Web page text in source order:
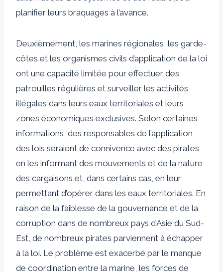
planifier leurs braquages ​​à l’avance.
Deuxièmement, les marines régionales, les garde-
côtes et les organismes civils d’application de la loi
ont une capacité limitée pour effectuer des
patrouilles régulières et surveiller les activités
illégales dans leurs eaux territoriales et leurs
zones économiques exclusives. Selon certaines
informations, des responsables de l’application
des lois seraient de connivence avec des pirates
en les informant des mouvements et de la nature
des cargaisons et, dans certains cas, en leur
permettant d’opérer dans les eaux territoriales. En
raison de la faiblesse de la gouvernance et de la
corruption dans de nombreux pays d’Asie du Sud-
Est, de nombreux pirates parviennent à échapper
à la loi. Le problème est exacerbé par le manque
de coordination entre la marine, les forces de